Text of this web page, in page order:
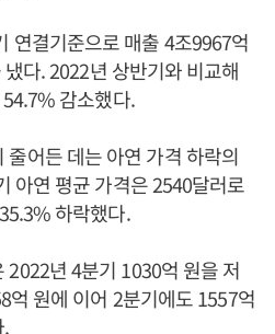
연결기준으로 매출 4조9967억
다. 2022년 상반기와 비교해
감소했다.
어든 데는 아연 가격 하락의
아연 평균 가격은 2540달러로
하락했다.
년 4분기 1030억 원을 저
억 원에 이어 2분기에도 1557억
.